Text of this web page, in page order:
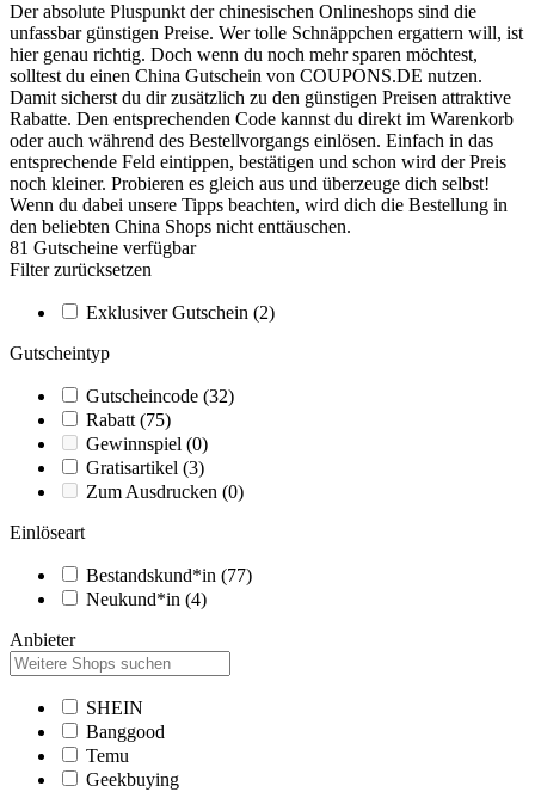
Der absolute Pluspunkt der chinesischen Onlineshops sind die
unfassbar günstigen Preise. Wer tolle Schnäppchen ergattern will, ist
hier genau richtig. Doch wenn du noch mehr sparen möchtest,
solltest du einen China Gutschein von COUPONS.DE nutzen.
Damit sicherst du dir zusätzlich zu den günstigen Preisen attraktive
Rabatte. Den entsprechenden Code kannst du direkt im Warenkorb
oder auch während des Bestellvorgangs einlösen. Einfach in das
entsprechende Feld eintippen, bestätigen und schon wird der Preis
noch kleiner. Probieren es gleich aus und überzeuge dich selbst!
Wenn du dabei unsere Tipps beachten, wird dich die Bestellung in
den beliebten China Shops nicht enttäuschen.
81 Gutscheine verfügbar
Filter zurücksetzen
Exklusiver Gutschein (2)
Gutscheintyp
Gutscheincode (32)
Rabatt (75)
Gewinnspiel (0)
Gratisartikel (3)
Zum Ausdrucken (0)
Einlöseart
Bestandskund*in (77)
Neukund*in (4)
Anbieter
SHEIN
Banggood
Temu
Geekbuying